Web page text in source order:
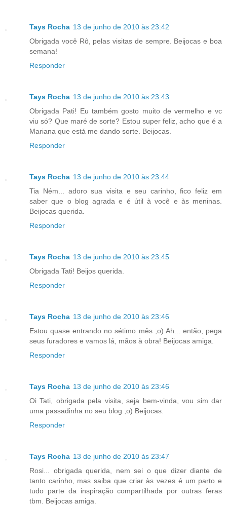
Tays Rocha 13 de junho de 2010 às 23:42
Obrigada você Rô, pelas visitas de sempre. Beijocas e boa
semana!
Responder
Tays Rocha 13 de junho de 2010 às 23:43
Obrigada Pati! Eu também gosto muito de vermelho e vc
viu só? Que maré de sorte? Estou super feliz, acho que é a
Mariana que está me dando sorte. Beijocas.
Responder
Tays Rocha 13 de junho de 2010 às 23:44
Tia Ném... adoro sua visita e seu carinho, fico feliz em
saber que o blog agrada e é útil à você e às meninas.
Beijocas querida.
Responder
Tays Rocha 13 de junho de 2010 às 23:45
Obrigada Tati! Beijos querida.
Responder
Tays Rocha 13 de junho de 2010 às 23:46
Estou quase entrando no sétimo mês ;o) Ah... então, pega
seus furadores e vamos lá, mãos à obra! Beijocas amiga.
Responder
Tays Rocha 13 de junho de 2010 às 23:46
Oi Tati, obrigada pela visita, seja bem-vinda, vou sim dar
uma passadinha no seu blog ;o) Beijocas.
Responder
Tays Rocha 13 de junho de 2010 às 23:47
Rosi... obrigada querida, nem sei o que dizer diante de
tanto carinho, mas saiba que criar às vezes é um parto e
tudo parte da inspiração compartilhada por outras feras
tbm. Beijocas amiga.